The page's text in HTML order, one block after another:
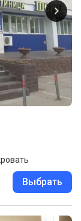
Выбрать